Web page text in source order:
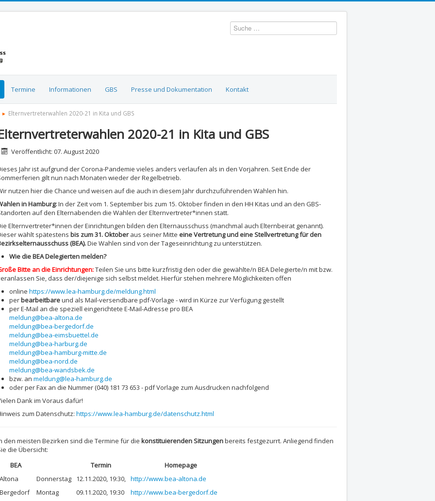
Suchen
Termine Informationen GBS Presse und Dokumentation Kontakt
Elternvertreterwahlen 2020-21 in Kita und GBS
2020-21 in Kita und GBS
Veröffentlicht: 07. August 2020
Jahr ist aufgrund der Corona-Pandemie vieles anders verlaufen als in den Vorjahren. Seit Ende der
gilt nun nach Monaten wieder der Regelbetrieb.
nutzen hier die Chance und weisen auf die auch in diesem Jahr durchzuführenden Wahlen hin.
in Hamburg:In der Zeit vom 1. September bis zum 15. Oktober finden in den HH Kitas und an den GBS-
auf den Elternabenden die Wahlen der Elternvertreter*innen statt.
Elternvertreter*innen der Einrichtungen bilden den Elternausschuss (manchmal auch Elternbeirat genannt).
wählt spätestens bis zum 31. Oktoberaus seiner Mitte eine Vertretung und eine Stellvertretung für den
(BEA).Die Wahlen sind von der Tageseinrichtung zu unterstützen.
Wie die BEA Delegierten melden?
Bitte an die Einrichtungen:Teilen Sie uns bitte kurzfristig den oder die gewählte/n BEA Delegierte/n mit bzw.
Sie, dass der/diejenige sich selbst meldet. Hierfür stehen mehrere Möglichkeiten offen
online https://www.lea-hamburg.de/meldung.html
perbearbeitbareund als Mail-versendbare pdf-Vorlage - wird in Kürze zur Verfügung gestellt
per E-Mail an die speziell eingerichtete E-Mail-Adresse pro BEA
meldung@bea-altona.de
meldung@bea-bergedorf.de
meldung@bea-eimsbuettel.de
meldung@bea-harburg.de
meldung@bea-hamburg-mitte.de
meldung@bea-nord.de
meldung@bea-wandsbek.de
bzw. an meldung@lea-hamburg.de
oder per Fax an die Nummer (040) 181 73 653 - pdf Vorlage zum Ausdrucken nachfolgend
Dank im Voraus dafür!
zum Datenschutz: https://www.lea-hamburg.de/datenschutz.html
den meisten Bezirken sind die Termine für die konstituierenden Sitzungenbereits festgezurrt. Anliegend finden
die Übersicht:
BEA
Termin
Homepage
Altona
Donnerstag 12.11.2020, 19:30, http://www.bea-altona.de
Bergedorf
Montag 09.11.2020, 19:30
http://www.bea-bergedorf.de